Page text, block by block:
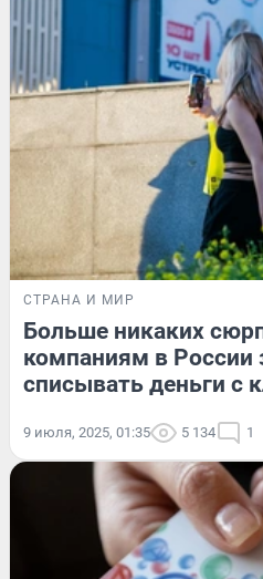
СТРАНА И МИР
Больше никаких
компаниям в России
списывать деньги с
9 июля, 2025, 01:35 5 134 1